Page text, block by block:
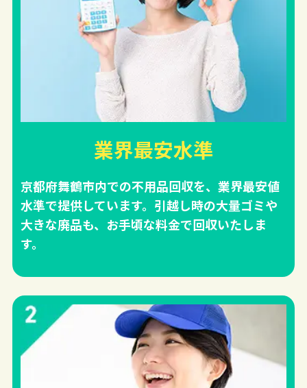
業界最安水準
京都府舞鶴市内での不用品回収を、業界最安値
水準で提供しています。引越し時の大量ゴミや
大きな廃品も、お手頃な料金で回収いたしま
す。